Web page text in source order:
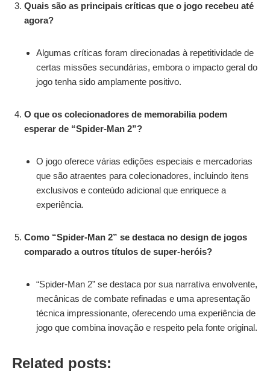
Quais são as principais críticas que o jogo recebeu até
agora?
Algumas críticas foram direcionadas à repetitividade de
certas missões secundárias, embora o impacto geral do
jogo tenha sido amplamente positivo.
O que os colecionadores de memorabilia podem
esperar de “Spider-Man 2”?
O jogo oferece várias edições especiais e mercadorias
que são atraentes para colecionadores, incluindo itens
exclusivos e conteúdo adicional que enriquece a
experiência.
Como “Spider-Man 2” se destaca no design de jogos
comparado a outros títulos de super-heróis?
“Spider-Man 2” se destaca por sua narrativa envolvente,
mecânicas de combate refinadas e uma apresentação
técnica impressionante, oferecendo uma experiência de
jogo que combina inovação e respeito pela fonte original.
Related posts: